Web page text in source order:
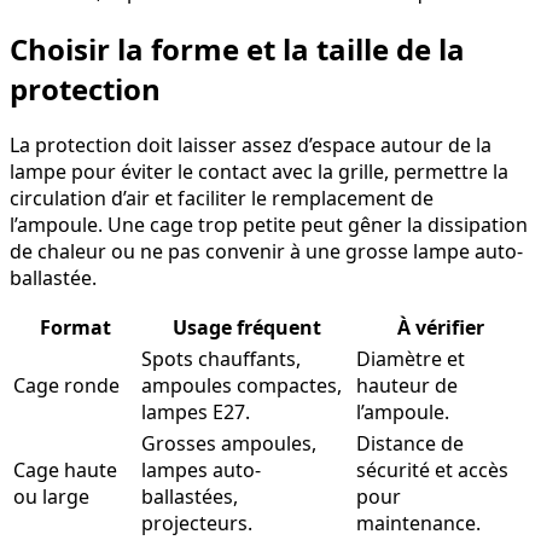
Choisir la forme et la taille de la
protection
La protection doit laisser assez d’espace autour de la
lampe pour éviter le contact avec la grille, permettre la
circulation d’air et faciliter le remplacement de
l’ampoule. Une cage trop petite peut gêner la dissipation
de chaleur ou ne pas convenir à une grosse lampe auto-
ballastée.
Format
Usage fréquent À vérifier
Cage ronde
Spots chauffants,
ampoules compactes,
lampes E27.
Diamètre et
hauteur de
l’ampoule.
Cage haute
ou large
Grosses ampoules,
lampes auto-
ballastées,
projecteurs.
Distance de
sécurité et accès
pour
maintenance.